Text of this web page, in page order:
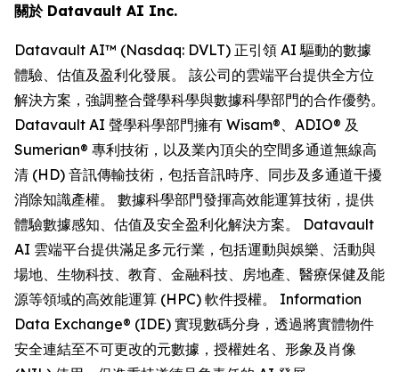
關於 Datavault AI Inc.
Datavault AI™ (Nasdaq: DVLT) 正引領 AI 驅動的數據
體驗、估值及盈利化發展。 該公司的雲端平台提供全方位
解決方案，強調整合聲學科學與數據科學部門的合作優勢。
Datavault AI 聲學科學部門擁有 Wisam®、ADIO® 及
Sumerian® 專利技術，以及業內頂尖的空間多通道無線高
清 (HD) 音訊傳輸技術，包括音訊時序、同步及多通道干擾
消除知識產權。 數據科學部門發揮高效能運算技術，提供
體驗數據感知、估值及安全盈利化解決方案。 Datavault
AI 雲端平台提供滿足多元行業，包括運動與娛樂、活動與
場地、生物科技、教育、金融科技、房地產、醫療保健及能
源等領域的高效能運算 (HPC) 軟件授權。 Information
Data Exchange® (IDE) 實現數碼分身，透過將實體物件
安全連結至不可更改的元數據，授權姓名、形象及肖像